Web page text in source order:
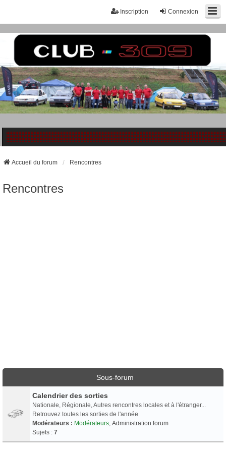
Connexion
Inscription
Accueil du forum Rencontres
Rencontres
Sous-forum
Calendrier des sorties
Nationale, Régionale, Autres rencontres locales et à l'étranger...
Retrouvez toutes les sorties de l'année
Modérateurs : Modérateurs, Administration forum
Sujets : 7